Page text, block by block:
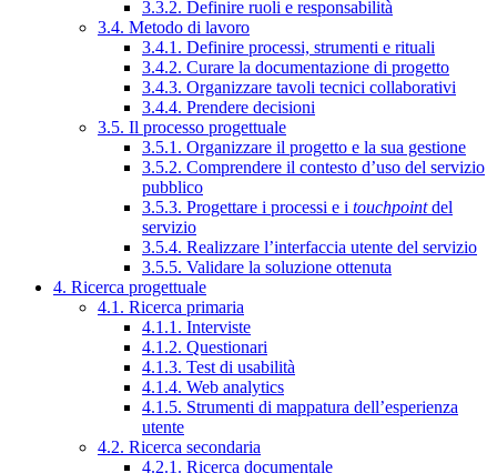
3.3.2. Definire ruoli e responsabilità
3.4. Metodo di lavoro
3.4.1. Definire processi, strumenti e rituali
3.4.2. Curare la documentazione di progetto
3.4.3. Organizzare tavoli tecnici collaborativi
3.4.4. Prendere decisioni
3.5. Il processo progettuale
3.5.1. Organizzare il progetto e la sua gestione
3.5.2. Comprendere il contesto d’uso del servizio
pubblico
3.5.3. Progettare i processi e i touchpointdel
servizio
3.5.4. Realizzare l’interfaccia utente del servizio
3.5.5. Validare la soluzione ottenuta
4. Ricerca progettuale
4.1. Ricerca primaria
4.1.1. Interviste
4.1.2. Questionari
4.1.3. Test di usabilità
4.1.4. Web analytics
4.1.5. Strumenti di mappatura dell’esperienza
utente
4.2. Ricerca secondaria
4.2.1. Ricerca documentale